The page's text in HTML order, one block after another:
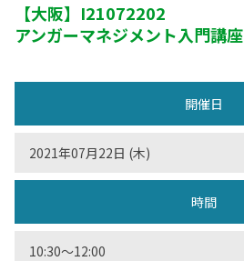
【大阪】 I21072202
アンガーマネジメント入門講座
開催日
2021年07月22日 (木)
時間
10:30〜12:00